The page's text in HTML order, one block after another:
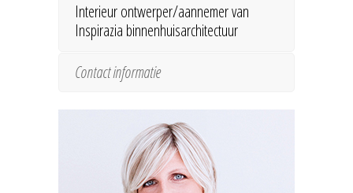
Interieur ontwerper/aannemer van
Inspirazia binnenhuisarchitectuur
Contact informatie